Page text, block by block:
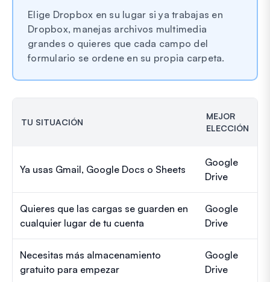
Elige Dropbox en su lugar si ya trabajas en
Dropbox, manejas archivos multimedia
grandes o quieres que cada campo del
formulario se ordene en su propia carpeta.
TU SITUACIÓN
MEJOR
ELECCIÓN
Ya usas Gmail, Google Docs o Sheets
Google
Drive
Quieres que las cargas se guarden en
cualquier lugar de tu cuenta
Google
Drive
Necesitas más almacenamiento
gratuito para empezar
Google
Drive